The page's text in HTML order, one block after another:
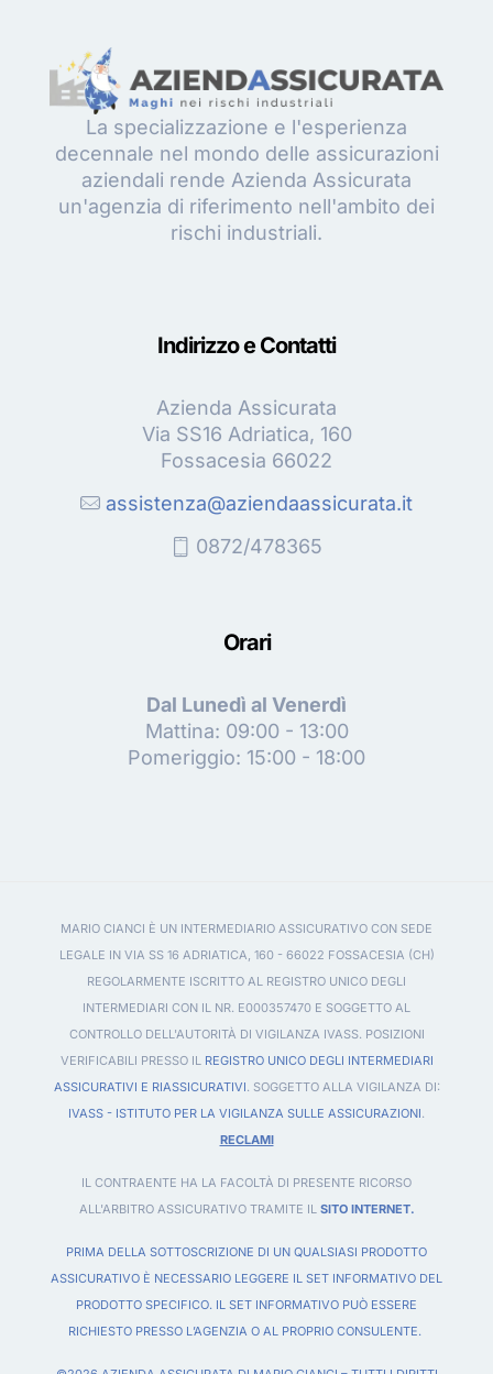
La specializzazione e l'esperienza
decennale nel mondo delle assicurazioni
aziendali rende Azienda Assicurata
un'agenzia di riferimento nell'ambito dei
rischi industriali.
Indirizzo e Contatti
Azienda Assicurata
Via SS16 Adriatica, 160
Fossacesia 66022
assistenza@aziendaassicurata.it
0872/478365
Orari
Dal Lunedì al Venerdì
Mattina: 09:00 - 13:00
Pomeriggio: 15:00 - 18:00
MARIO CIANCI È UN INTERMEDIARIO ASSICURATIVO CON SEDE
LEGALE IN VIA SS 16 ADRIATICA, 160 - 66022 FOSSACESIA (CH)
REGOLARMENTE ISCRITTO AL REGISTRO UNICO DEGLI
INTERMEDIARI CON IL NR. E000357470 E SOGGETTO AL
CONTROLLO DELL'AUTORITÀ DI VIGILANZA IVASS. POSIZIONI
VERIFICABILI PRESSO IL REGISTRO UNICO DEGLI INTERMEDIARI
ASSICURATIVI E RIASSICURATIVI. SOGGETTO ALLA VIGILANZA DI:
IVASS - ISTITUTO PER LA VIGILANZA SULLE ASSICURAZIONI.
RECLAMI
IL CONTRAENTE HA LA FACOLTÀ DI PRESENTE RICORSO
ALL'ARBITRO ASSICURATIVO TRAMITE IL SITO INTERNET.
PRIMA DELLA SOTTOSCRIZIONE DI UN QUALSIASI PRODOTTO
ASSICURATIVO È NECESSARIO LEGGERE IL SET INFORMATIVO DEL
PRODOTTO SPECIFICO. IL SET INFORMATIVO PUÒ ESSERE
RICHIESTO PRESSO L’AGENZIA O AL PROPRIO CONSULENTE.